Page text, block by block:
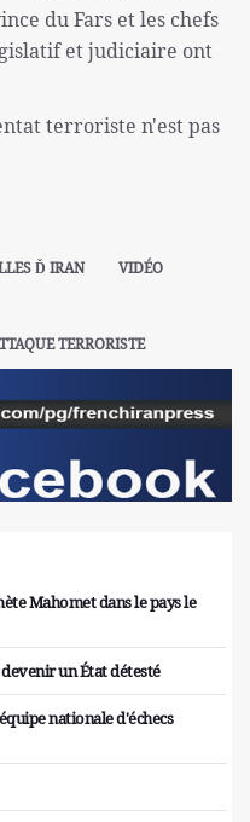
du Fars et les chefs
et judiciaire ont
terroriste n'est pas
Ď IRAN VIDÉO
TERRORISTE
Mahomet dans le pays le
un État détesté
nationale d'échecs